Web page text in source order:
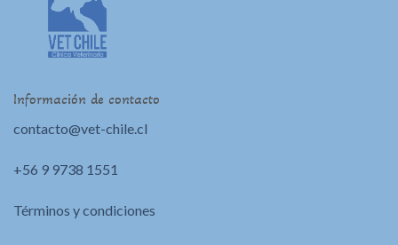
Información de contacto
contacto@vet-chile.cl
+56 9 9738 1551
Términos y condiciones